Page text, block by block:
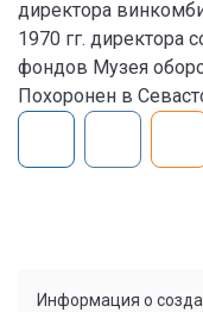
директора
1970 гг. директора
фондов Музея
Похоронен в
Информация о